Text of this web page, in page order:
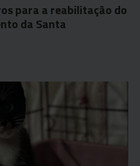
para a reabilitação do
da Santa